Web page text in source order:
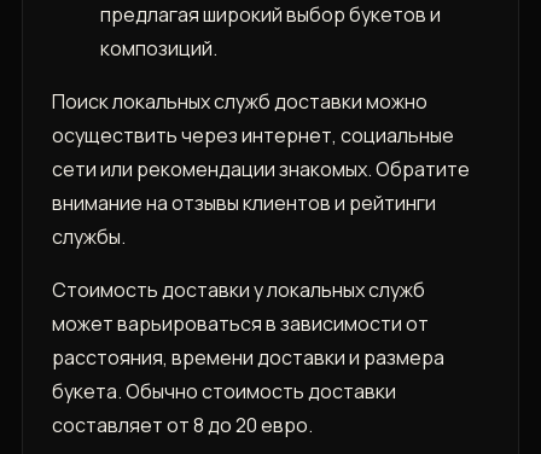
предлагая широкий выбор букетов и
композиций.
Поиск локальных служб доставки можно
осуществить через интернет, социальные
сети или рекомендации знакомых. Обратите
внимание на отзывы клиентов и рейтинги
службы.
Стоимость доставки у локальных служб
может варьироваться в зависимости от
расстояния, времени доставки и размера
букета. Обычно стоимость доставки
составляет от 8 до 20 евро.